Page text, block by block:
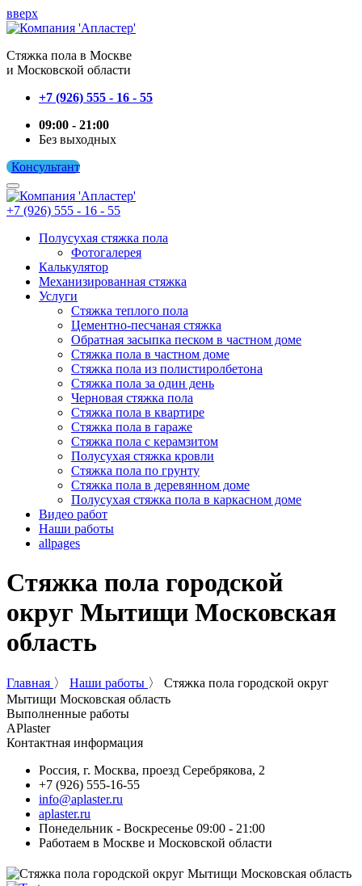
вверх
Cтяжка пола в Москве
и Московской области
+7 (926) 555 - 16 - 55
09:00 - 21:00
Без выходных
Консультант
+7 (926) 555 - 16 - 55
Полусухая стяжка пола
Фотогалерея
Калькулятор
Механизированная стяжка
Услуги
Стяжка теплого пола
Цементно-песчаная стяжка
Обратная засыпка песком в частном доме
Стяжка пола в частном доме
Стяжка пола из полистиролбетона
Стяжка пола за один день
Черновая стяжка пола
Стяжка пола в квартире
Стяжка пола в гараже
Стяжка пола с керамзитом
Полусухая стяжка кровли
Стяжка пола по грунту
Стяжка пола в деревянном доме
Полусухая стяжка пола в каркасном доме
Видео работ
Наши работы
allpages
Стяжка пола городской
округ Мытищи Московская
область
Главная 〉 Наши работы 〉 Стяжка пола городской округ
Мытищи Московская область
Выполненные работы
APlaster
Контактная информация
Россия, г. Москва, проезд Серебрякова, 2
+7 (926) 555-16-55
info@aplaster.ru
aplaster.ru
Понедельник - Воскресенье 09:00 - 21:00
Работаем в Москве и Московской области